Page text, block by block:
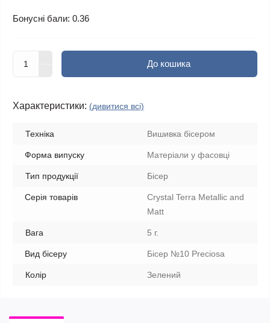
Бонусні бали: 0.36
До кошика
Характеристики: (дивитися всі)
Техніка Вишивка бісером
Форма випуску Матеріали у фасовці
Тип продукції Бісер
Серія товарів
Crystal Terra Metallic and
Matt
Вага 5 г.
Вид бісеру Бісер №10 Preciosa
Колір Зелений